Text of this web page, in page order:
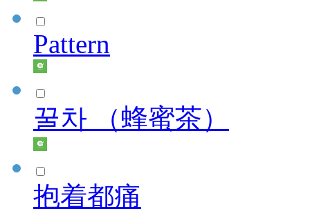
Pattern
꿀차 （蜂蜜茶）
抱着都痛